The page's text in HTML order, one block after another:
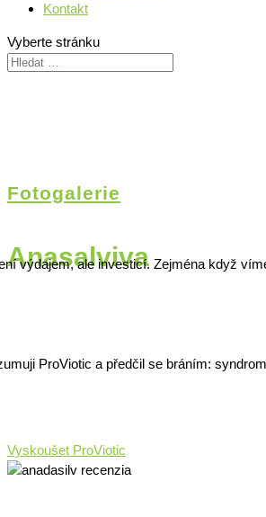
Kontakt
Vyberte stránku
Fotogalerie
Anasalviva
výdajem, ale investicí. Zejména když
ProViotic a předčil se bráním:
Vyskoušet ProViotic